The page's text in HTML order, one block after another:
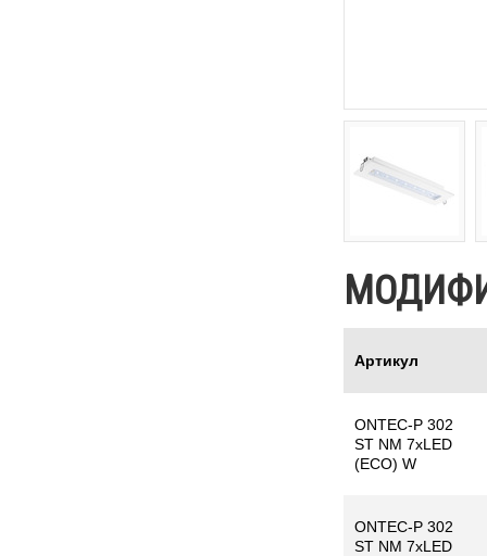
Артикул
ONTEC-P 302
ST NM 7xLED
(ECO) W
ONTEC-P 302
ST NM 7xLED